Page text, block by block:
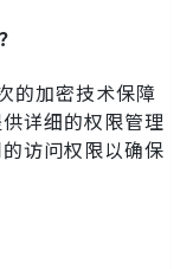
的加密技术保障
详细的权限管理
访问权限以确保